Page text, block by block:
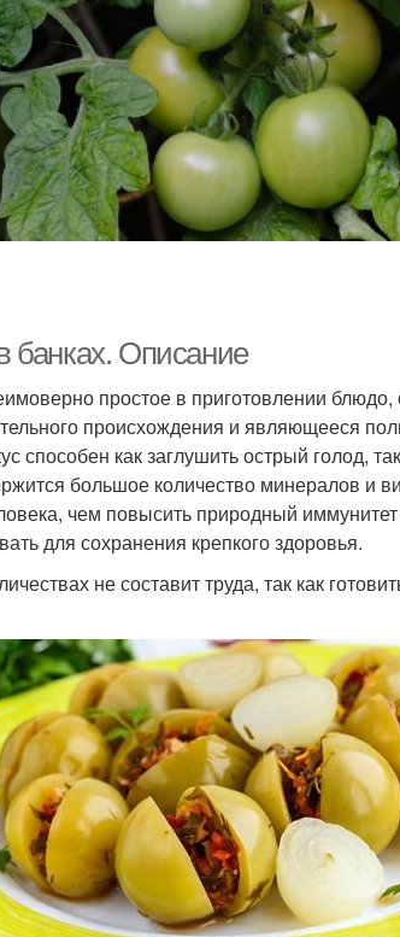
Описание
простое в приготовлении блюдо,
происхождения и являющееся
способен как заглушить острый голод,
большое количество минералов и
чем повысить природный
для сохранения крепкого здоровья.
не составит труда, так как